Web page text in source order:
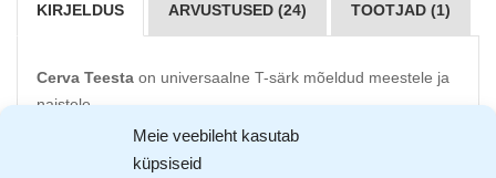
Meie veebileht kasutab
küpsiseid
KIRJELDUS ARVUSTUSED (24) TOOTJAD (1)
Cerva Teesta on universaalne T-särk mõeldud meestele ja
naistele.